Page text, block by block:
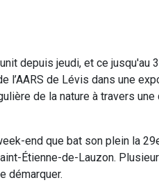
depuis jeudi, et ce jusqu'au
l’AARS de Lévis dans une
de la nature à travers
end que bat son plein la
Étienne-de-Lauzon.
démarquer.